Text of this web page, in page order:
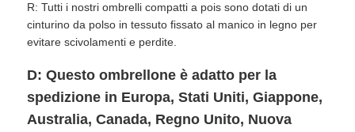
R: Tutti i nostri ombrelli compatti a pois sono dotati di un
cinturino da polso in tessuto fissato al manico in legno per
evitare scivolamenti e perdite.
D: Questo ombrellone è adatto per la
spedizione in Europa, Stati Uniti, Giappone,
Australia, Canada, Regno Unito, Nuova